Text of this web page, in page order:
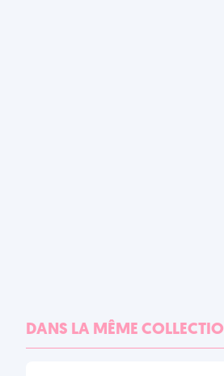
DANS LA MÊME